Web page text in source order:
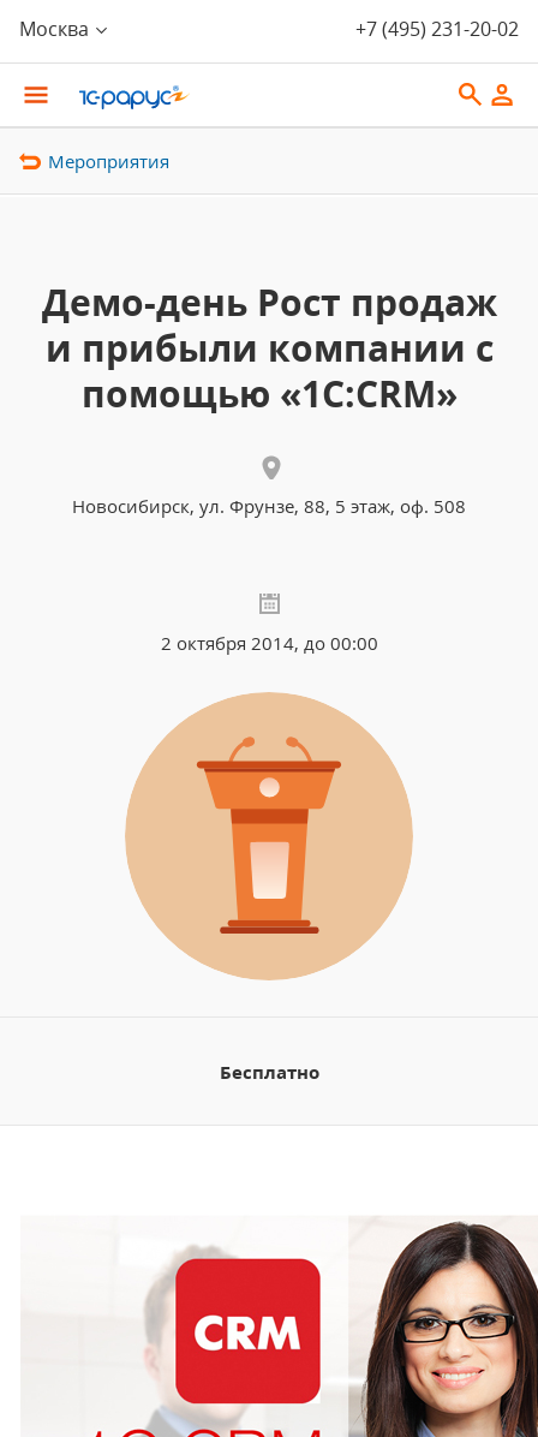
Москва +7 (495) 231-20-02
Мероприятия
Демо-день Рост продаж
и прибыли компании с
помощью «1C:CRM»
Новосибирск, ул. Фрунзе, 88, 5 этаж, оф. 508
2 октября 2014, до 00:00
Бесплатно